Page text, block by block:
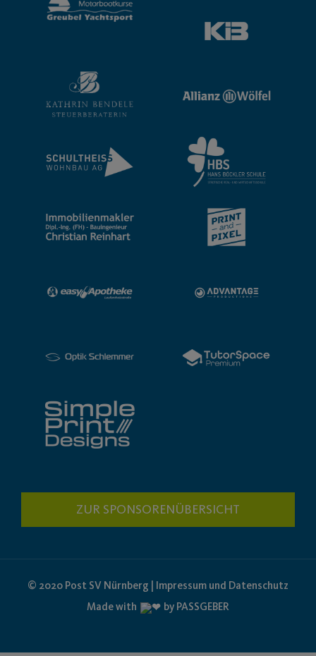
ZUR SPONSORENÜBERSICHT
© 2020 Post SV Nürnberg | Impressum und Datenschutz
Made with
by PASSGEBER